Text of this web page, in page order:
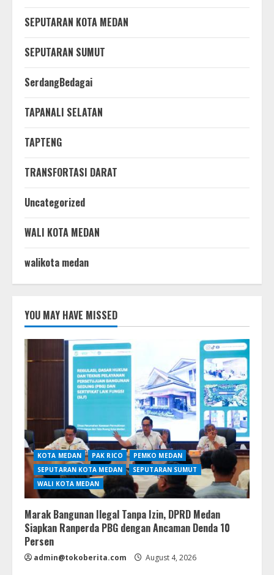
SEPUTARAN KOTA MEDAN
SEPUTARAN SUMUT
SerdangBedagai
TAPANALI SELATAN
TAPTENG
TRANSFORTASI DARAT
Uncategorized
WALI KOTA MEDAN
walikota medan
YOU MAY HAVE MISSED
KOTA MEDAN PAK RICO
PEMKO MEDAN
SEPUTARAN KOTA MEDAN
SEPUTARAN SUMUT
WALI KOTA MEDAN
Marak Bangunan Ilegal Tanpa Izin, DPRD Medan
Siapkan Ranperda PBG dengan Ancaman Denda 10
Persen
admin@tokoberita.com August 4, 2026